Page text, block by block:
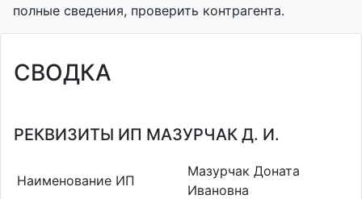
полные сведения, проверить контрагента.
СВОДКА
РЕКВИЗИТЫ ИП МАЗУРЧАК Д. И.
Наименование ИП
Мазурчак Доната
Ивановна